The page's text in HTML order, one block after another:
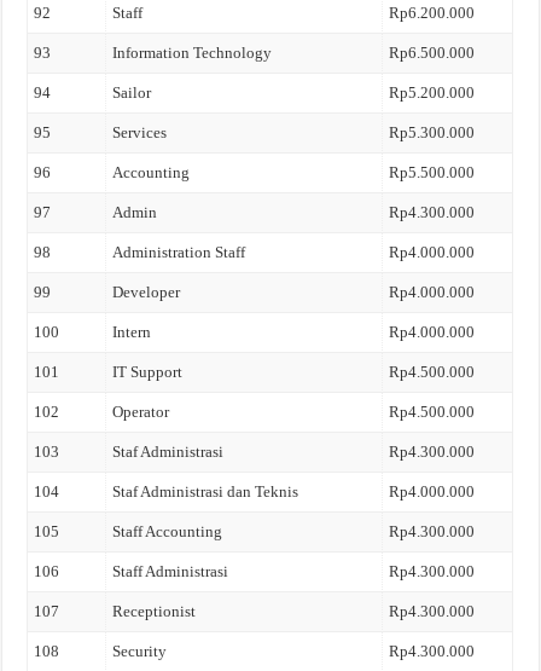
92 Staff Rp6.200.000
93 Information Technology Rp6.500.000
94 Sailor Rp5.200.000
95 Services Rp5.300.000
96 Accounting Rp5.500.000
97 Admin Rp4.300.000
98 Administration Staff Rp4.000.000
99 Developer Rp4.000.000
100 Intern Rp4.000.000
101 IT Support Rp4.500.000
102 Operator Rp4.500.000
103 Staf Administrasi Rp4.300.000
104 Staf Administrasi dan Teknis Rp4.000.000
105 Staff Accounting Rp4.300.000
106 Staff Administrasi Rp4.300.000
107 Receptionist Rp4.300.000
108 Security Rp4.300.000